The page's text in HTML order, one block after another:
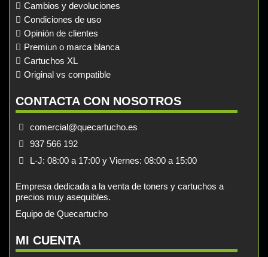
Cambios y devoluciones
Condiciones de uso
Opinión de clientes
Premiun o marca blanca
Cartuchos XL
Original vs compatible
CONTACTA CON NOSOTROS
comercial@quecartucho.es
937 566 192
L-J: 08:00 a 17:00 y Viernes: 08:00 a 15:00
Empresa dedicada a la venta de toners y cartuchos a
precios muy asequibles.
Equipo de Quecartucho
MI CUENTA